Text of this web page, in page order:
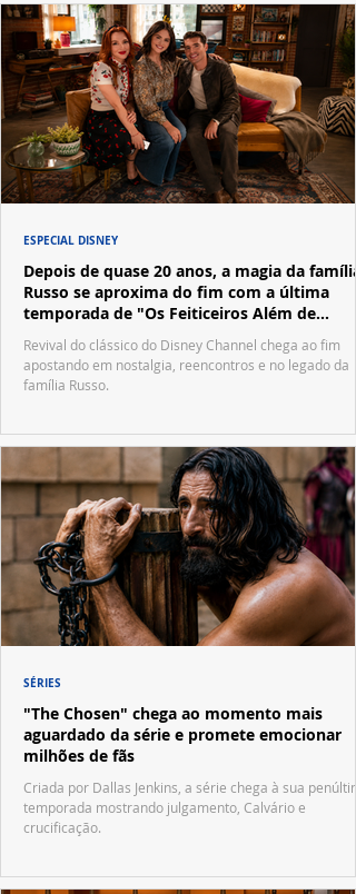
Depois de quase 20 anos, a magia da família
Russo se aproxima do fim com a última
temporada de "Os Feiticeiros Além de
Waverly Place"
Revival do clássico do Disney Channel chega ao fim
apostando em nostalgia, reencontros e no legado da
família Russo.
ESPECIAL DISNEY
"The Chosen" chega ao momento mais
aguardado da série e promete emocionar
milhões de fãs
Criada por Dallas Jenkins, a série chega à sua
temporada mostrando julgamento, Calvário e
crucificação.
SÉRIES